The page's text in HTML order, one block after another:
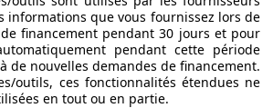
informations que vous fournissez lors de
financement pendant 30 jours et pour
pendant cette période
de nouvelles demandes de financement.
outils, ces fonctionnalités étendues ne
en tout ou en partie.